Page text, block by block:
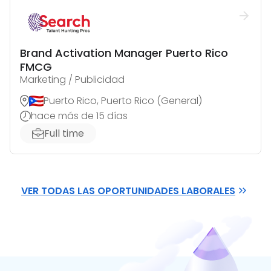
Brand Activation Manager Puerto Rico
FMCG
Marketing / Publicidad
Puerto Rico, Puerto Rico (General)
hace más de 15 días
Full time
VER TODAS LAS OPORTUNIDADES LABORALES